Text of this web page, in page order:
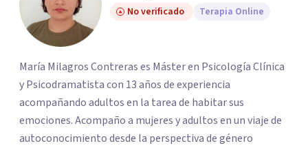
No verificado Terapia Online
María Milagros Contreras es Máster en Psicología Clínica
y Psicodramatista con 13 años de experiencia
acompañando adultos en la tarea de habitar sus
emociones. Acompaño a mujeres y adultos en un viaje de
autoconocimiento desde la perspectiva de género